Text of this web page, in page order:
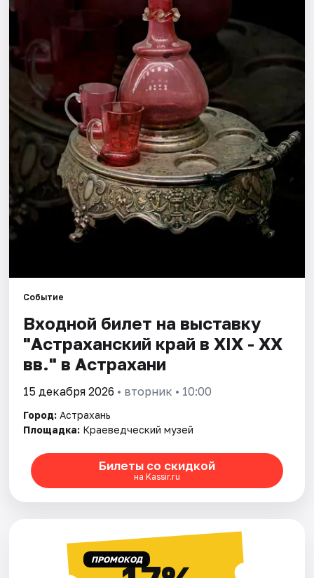
События
Города
Площадки
Артисты
Рейтинги
Событие
Входной билет на выставку
"Астраханский край в XIX - XX
вв." в Астрахани
15 декабря 2026 • вторник • 10:00
Город: Астрахань
Площадка: Краеведческий музей
Билеты со скидкой
на Kassir.ru
ПРОМОКОД